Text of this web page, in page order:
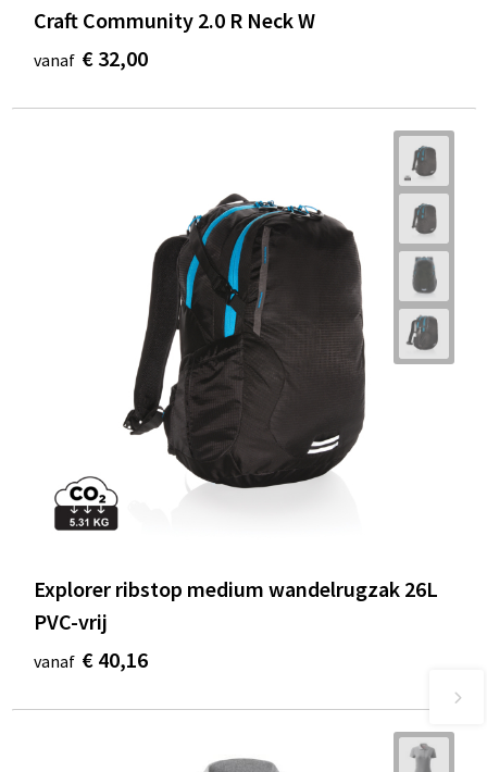
Craft Community 2.0 R Neck W
vanaf € 32,00
Explorer ribstop medium wandelrugzak 26L
PVC-vrij
vanaf € 40,16